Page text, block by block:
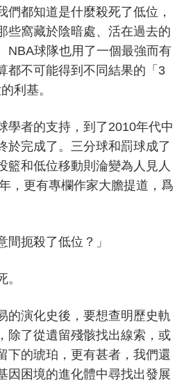
們都知道是什麼殺死了低位，
些窩藏於陰暗處、活在過去的
NBA球隊也用了一個最強而有
都不可能得到不同結果的「3
利基。
學者的支持，到了2010年代中
於完成了。三分球和罰球成了
籃和低位移動則淪變為人見人
，更有專欄作家大膽提道，爲
間扼殺了低位？」
的演化史後，要想查明歷史軌
除了從遺留殘骸找出線索，或
下的琥珀，更有甚者，我們還
因困境的進化體中尋找出發展